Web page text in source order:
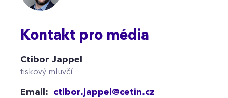
Kontakt pro média
Ctibor Jappel
tiskový mluvčí
Email: ctibor.jappel@cetin.cz